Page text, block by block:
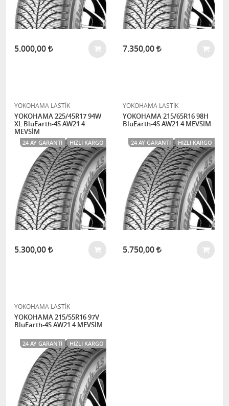
5.000,00 7.350,00
YOKOHAMA LASTİK
YOKOHAMA 225/45R17 94W
XL BluEarth-4S AW21 4
MEVSİM
24 AY GARANTI HIZLI KARGO
5.300,00
YOKOHAMA LASTİK
YOKOHAMA 215/65R16 98H
BluEarth-4S AW21 4 MEVSİM
24 AY GARANTI HIZLI KARGO
5.750,00
YOKOHAMA LASTİK
YOKOHAMA 215/55R16 97V
BluEarth-4S AW21 4 MEVSİM
24 AY GARANTI HIZLI KARGO